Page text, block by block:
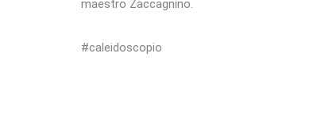
maestro Zaccagnino.
#caleidoscopio